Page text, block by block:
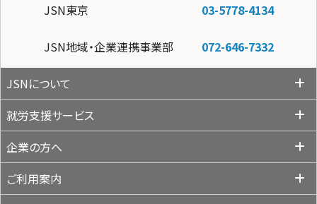
JSN東京 03-5778-4134
JSN地域・企業連携事業部 072-646-7332
JSNについて
就労支援サービス
企業の方へ
ご利用案内